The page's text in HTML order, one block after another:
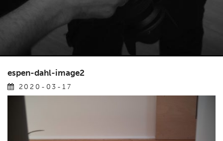
espen-dahl-image2
2020-03-17